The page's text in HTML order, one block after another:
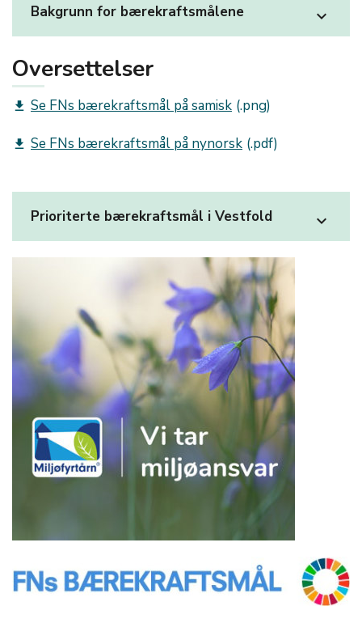
Bakgrunn for bærekraftsmålene expand_more
Oversettelser
get_app Se FNs bærekraftsmål på samisk
get_app Se FNs bærekraftsmål på nynorsk
Prioriterte bærekraftsmål i Vestfold expand_more